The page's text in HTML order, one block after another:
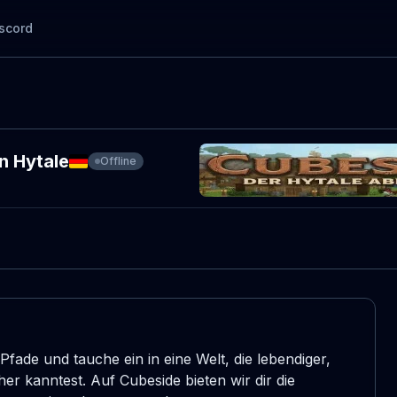
Hytale Offline
und tauche ein in eine Welt, die lebendiger,
kanntest. Auf Cubeside bieten wir dir die